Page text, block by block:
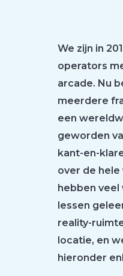
We zijn in
operators
arcade. Nu
meerdere
een
geworden
kant-en-
over de hele
hebben veel
lessen
reality-
locatie, en
hieronder